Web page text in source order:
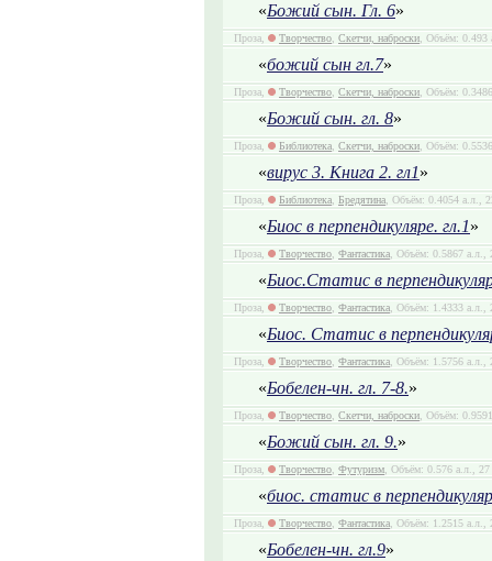
«Божий сын. Гл. 6»
Проза, Творчество, Скетчи, наброски, Объём: 0.493
«божий сын гл.7»
Проза, Творчество, Скетчи, наброски, Объём:
«Божий сын. гл. 8»
Проза, Библиотека, Скетчи, наброски, Объём:
«вирус 3. Книга 2. гл1»
Проза, Библиотека, Бредятина, Объём: 0.4054 а.л.,
«Биос в перпендикуляре. гл.1»
Проза, Творчество, Фантастика, Объём: 0.5867 а.л.,
«Биос.Статис в
Проза, Творчество, Фантастика, Объём: 1.4333 а.л.,
«Биос. Статис в
Проза, Творчество, Фантастика, Объём: 1.5756 а.л.,
«Бобелен-чн. гл. 7-8.»
Проза, Творчество, Скетчи, наброски, Объём:
«Божий сын. гл. 9.»
Проза, Творчество, Футуризм, Объём: 0.576 а.л.,
«биос. статис в
Проза, Творчество, Фантастика, Объём: 1.2515 а.л.,
«Бобелен-чн. гл.9»